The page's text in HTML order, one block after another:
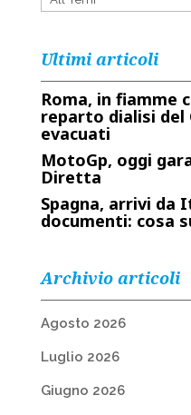
Ultimi articoli
Roma, in fiamme
reparto dialisi del
evacuati
MotoGp, oggi
Diretta
Spagna, arrivi da
documenti: cosa
Archivio articoli
Agosto 2026
Luglio 2026
Giugno 2026